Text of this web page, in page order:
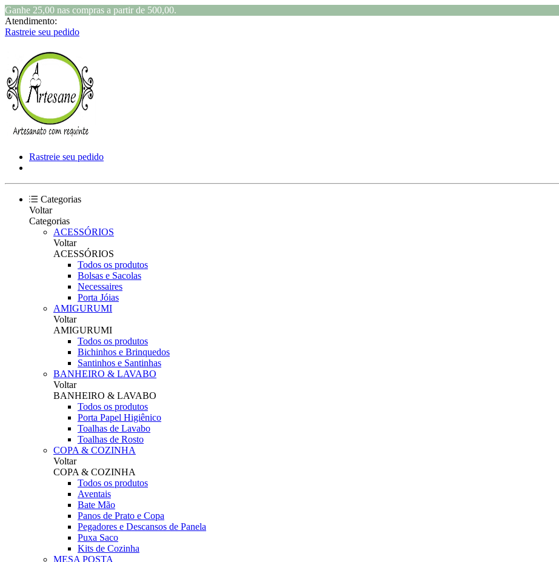
Ganhe 25,00 nas compras a partir de 500,00.
Atendimento:
Rastreie seu pedido
Rastreie seu pedido
Categorias
Voltar
Categorias
ACESSÓRIOS
Voltar
ACESSÓRIOS
Todos os produtos
Bolsas e Sacolas
Necessaires
Porta Jóias
AMIGURUMI
Voltar
AMIGURUMI
Todos os produtos
Bichinhos e Brinquedos
Santinhos e Santinhas
BANHEIRO & LAVABO
Voltar
BANHEIRO & LAVABO
Todos os produtos
Porta Papel Higiênico
Toalhas de Lavabo
Toalhas de Rosto
COPA & COZINHA
Voltar
COPA & COZINHA
Todos os produtos
Aventais
Bate Mão
Panos de Prato e Copa
Pegadores e Descansos de Panela
Puxa Saco
Kits de Cozinha
MESA POSTA